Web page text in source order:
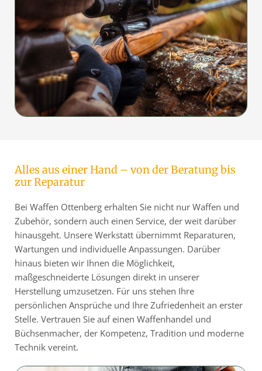
Alles aus einer Hand – von der Beratung bis
zur Reparatur
Bei Waffen Ottenberg erhalten Sie nicht nur Waffen und
Zubehör, sondern auch einen Service, der weit darüber
hinausgeht. Unsere Werkstatt übernimmt Reparaturen,
Wartungen und individuelle Anpassungen. Darüber
hinaus bieten wir Ihnen die Möglichkeit,
maßgeschneiderte Lösungen direkt in unserer
Herstellung umzusetzen. Für uns stehen Ihre
persönlichen Ansprüche und Ihre Zufriedenheit an erster
Stelle. Vertrauen Sie auf einen Waffenhandel und
Büchsenmacher, der Kompetenz, Tradition und moderne
Technik vereint.